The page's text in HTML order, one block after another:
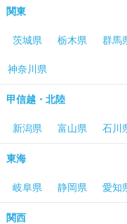
関東
茨城県 栃木県 群馬
神奈川県
甲信越・北陸
新潟県 富山県 石川
東海
岐阜県 静岡県 愛知
関西